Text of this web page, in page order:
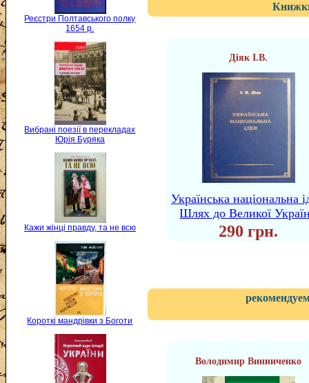
Реєстри Полтавського полку
1654 р.
Вибрані поезії в перекладах
Юрія Буряка
Кажи жінці правду, та не всю
Короткі мандрівки з Боготи
Діяк І.В.
Українська національна
Шлях до Великої
290 грн.
Володимир Винниченко